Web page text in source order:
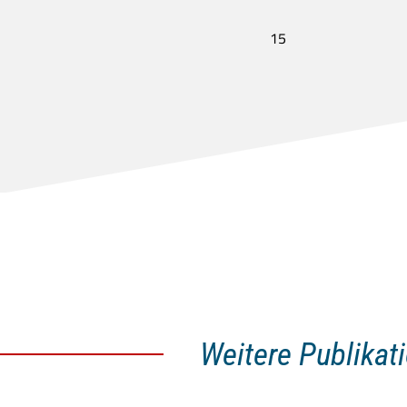
15
Weitere